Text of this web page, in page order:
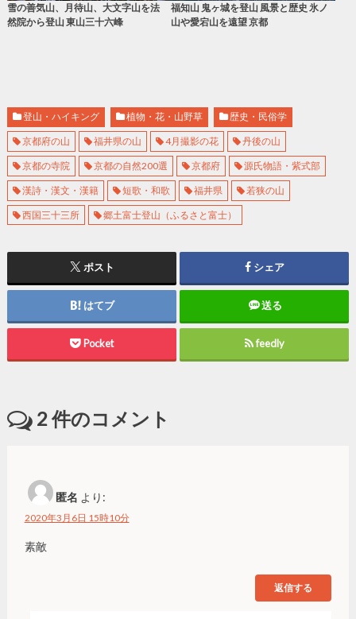
雪の善気山、月待山、大文字山を法
然院から登山 東山三十六峰
福知山 鬼ヶ城を登山 風景と歴史 氷ノ
山や愛宕山を遠望 京都
登山・ハイキング 植物・花・山野草 歴史・民俗学
京都府の山 福井県の山 4月撮影の花 丹後の山
京都の寺院 京都の自然200選 京都府 源氏物語・紫式部
漢詩・漢文・漢籍 短歌・和歌 福井県 若狭の山
西国三十三所 郷土富士登山（ふるさと富士）
ポスト シェア
はてブ 送る
Pocket feedly
2件のコメント
匿名 より:
2020年3月6日 15時10分
素敵
返信する